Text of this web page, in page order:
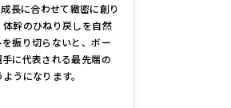
長に合わせて緻密に創り
幹のひねり戻しを自然
振り切らないと、ボー
に代表される最先端の
うになります。